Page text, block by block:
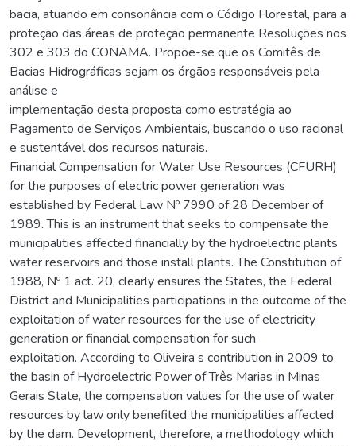
bacia, atuando em consonância com o Código Florestal, para a
proteção das áreas de proteção permanente Resoluções nos
302 e 303 do CONAMA. Propõe-se que os Comitês de
Bacias Hidrográficas sejam os órgãos responsáveis pela
análise e
implementação desta proposta como estratégia ao
Pagamento de Serviços Ambientais, buscando o uso racional
e sustentável dos recursos naturais.
Financial Compensation for Water Use Resources (CFURH)
for the purposes of electric power generation was
established by Federal Law Nº 7990 of 28 December of
1989. This is an instrument that seeks to compensate the
municipalities affected financially by the hydroelectric plants
water reservoirs and those install plants. The Constitution of
1988, Nº 1 act. 20, clearly ensures the States, the Federal
District and Municipalities participations in the outcome of the
exploitation of water resources for the use of electricity
generation or financial compensation for such
exploitation. According to Oliveira s contribution in 2009 to
the basin of Hydroelectric Power of Três Marias in Minas
Gerais State, the compensation values for the use of water
resources by law only benefited the municipalities affected
by the dam. Development, therefore, a methodology which